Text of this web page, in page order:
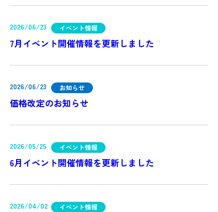
2026/06/23 イベント情報
7月イベント開催情報を更新しました
2026/06/23 お知らせ
価格改定のお知らせ
2026/05/25 イベント情報
6月イベント開催情報を更新しました
2026/04/02 イベント情報